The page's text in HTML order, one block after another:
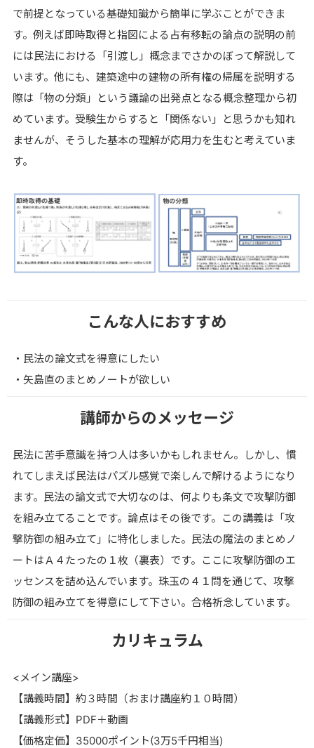
で前提となっている基礎知識から簡単に学ぶことができま
す。例えば即時取得と指図による占有移転の論点の説明の前
には民法における「引渡し」概念までさかのぼって解説して
います。他にも、建築途中の建物の所有権の帰属を説明する
際は「物の分類」という議論の出発点となる概念整理から初
めています。受験生からすると「関係ない」と思うかも知れ
ませんが、そうした基本の理解が応用力を生むと考えていま
す。
こんな人におすすめ
・民法の論文式を得意にしたい
・矢島直のまとめノートが欲しい
講師からのメッセージ
民法に苦手意識を持つ人は多いかもしれません。しかし、慣
れてしまえば民法はパズル感覚で楽しんで解けるようになり
ます。民法の論文式で大切なのは、何よりも条文で攻撃防御
を組み立てることです。論点はその後です。この講義は「攻
撃防御の組み立て」に特化しました。民法の魔法のまとめノ
ートはＡ４たったの１枚（裏表）です。ここに攻撃防御のエ
ッセンスを詰め込んでいます。珠玉の４１問を通じて、攻撃
防御の組み立てを得意にして下さい。合格祈念しています。
カリキュラム
<メイン講座>
【講義時間】約３時間（おまけ講座約１０時間）
【講義形式】PDF＋動画
【価格定価】35000ポイント(3万5千円相当)